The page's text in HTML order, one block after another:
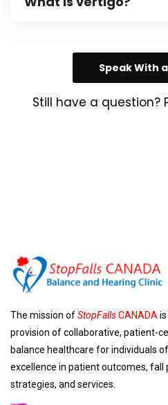
Speak With
Still have a question?
The mission ofStopFallsCANADA
provision of collaborative, patient-
balance healthcare for individuals
excellence in patient outcomes, fall
strategies, and services.